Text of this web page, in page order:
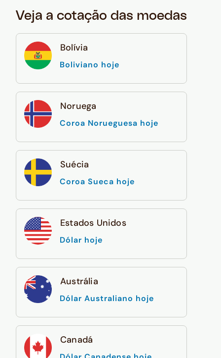
Veja a cotação das moedas
Bolívia
Boliviano hoje
Noruega
Coroa Norueguesa hoje
Suécia
Coroa Sueca hoje
Estados Unidos
Dólar hoje
Austrália
Dólar Australiano hoje
Canadá